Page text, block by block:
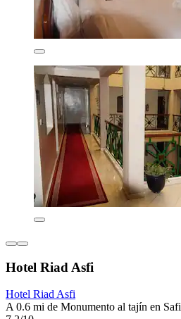
Hotel Riad Asfi
Hotel Riad Asfi
A 0.6 mi de Monumento al tajín en Safi